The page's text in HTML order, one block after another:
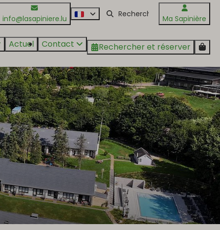
info@lasapiniere.lu Ma Sapinière
Actuel Contact Rechercher et réserver